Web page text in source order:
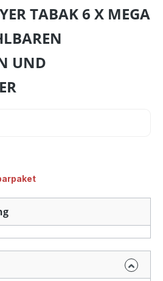
TABAK 6 X MEGA
UND